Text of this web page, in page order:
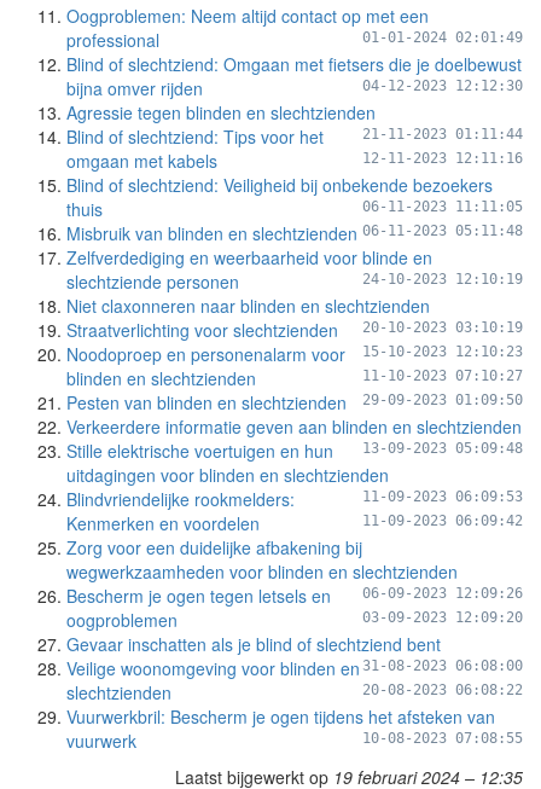
Oogproblemen: Neem altijd contact op met een
professional
01-01-2024 02:01:49
Blind of slechtziend: Omgaan met fietsers die je doelbewust
bijna omver rijden
04-12-2023 12:12:30
Agressie tegen blinden en slechtzienden
21-11-2023 01:11:44
Blind of slechtziend: Tips voor het
omgaan met kabels
12-11-2023 12:11:16
Blind of slechtziend: Veiligheid bij onbekende bezoekers
thuis
06-11-2023 11:11:05
Misbruik van blinden en slechtzienden 06-11-2023 05:11:48
Zelfverdediging en weerbaarheid voor blinde en
slechtziende personen
24-10-2023 12:10:19
Niet claxonneren naar blinden en slechtzienden
20-10-2023 03:10:19
Straatverlichting voor slechtzienden
15-10-2023 12:10:23
Noodoproep en personenalarm voor
blinden en slechtzienden
11-10-2023 07:10:27
Pesten van blinden en slechtzienden 29-09-2023 01:09:50
Verkeerdere informatie geven aan blinden en slechtzienden
13-09-2023 05:09:48
Stille elektrische voertuigen en hun
uitdagingen voor blinden en slechtzienden
11-09-2023 06:09:53
Blindvriendelijke rookmelders:
Kenmerken en voordelen
11-09-2023 06:09:42
Zorg voor een duidelijke afbakening bij
wegwerkzaamheden voor blinden en slechtzienden
06-09-2023 12:09:26
Bescherm je ogen tegen letsels en
oogproblemen
03-09-2023 12:09:20
Gevaar inschatten als je blind of slechtziend bent
31-08-2023 06:08:00
Veilige woonomgeving voor blinden en
slechtzienden
20-08-2023 06:08:22
Vuurwerkbril: Bescherm je ogen tijdens het afsteken van
vuurwerk
10-08-2023 07:08:55
Laatst bijgewerkt op 19 februari 2024 – 12:35